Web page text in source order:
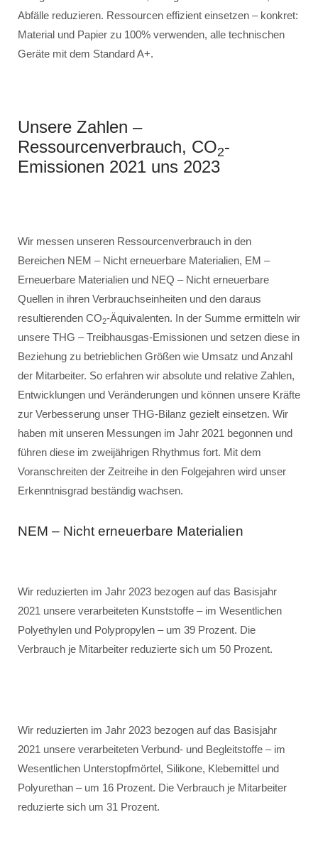
Abfälle reduzieren. Ressourcen effizient einsetzen – konkret:
Material und Papier zu 100% verwenden, alle technischen
Geräte mit dem Standard A+.
Unsere Zahlen –
Ressourcenverbrauch, CO2-
Emissionen 2021 uns 2023
Wir messen unseren Ressourcenverbrauch in den
Bereichen NEM – Nicht erneuerbare Materialien, EM –
Erneuerbare Materialien und NEQ – Nicht erneuerbare
Quellen in ihren Verbrauchseinheiten und den daraus
resultierenden CO2-Äquivalenten. In der Summe ermitteln wir
unsere THG – Treibhausgas-Emissionen und setzen diese in
Beziehung zu betrieblichen Größen wie Umsatz und Anzahl
der Mitarbeiter. So erfahren wir absolute und relative Zahlen,
Entwicklungen und Veränderungen und können unsere Kräfte
zur Verbesserung unser THG-Bilanz gezielt einsetzen. Wir
haben mit unseren Messungen im Jahr 2021 begonnen und
führen diese im zweijährigen Rhythmus fort. Mit dem
Voranschreiten der Zeitreihe in den Folgejahren wird unser
Erkenntnisgrad beständig wachsen.
NEM – Nicht erneuerbare Materialien
Wir reduzierten im Jahr 2023 bezogen auf das Basisjahr
2021 unsere verarbeiteten Kunststoffe – im Wesentlichen
Polyethylen und Polypropylen – um 39 Prozent. Die
Verbrauch je Mitarbeiter reduzierte sich um 50 Prozent.
Wir reduzierten im Jahr 2023 bezogen auf das Basisjahr
2021 unsere verarbeiteten Verbund- und Begleitstoffe – im
Wesentlichen Unterstopfmörtel, Silikone, Klebemittel und
Polyurethan – um 16 Prozent. Die Verbrauch je Mitarbeiter
reduzierte sich um 31 Prozent.